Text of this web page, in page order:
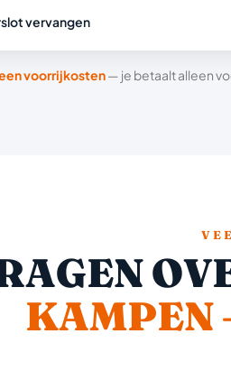
vervangen
voorrijkosten— je betaalt alleen
KAMPEN